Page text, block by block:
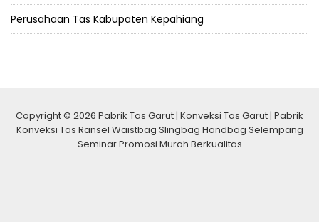
Perusahaan Tas Kabupaten Kepahiang
Copyright © 2026 Pabrik Tas Garut | Konveksi Tas Garut | Pabrik
Konveksi Tas Ransel Waistbag Slingbag Handbag Selempang
Seminar Promosi Murah Berkualitas